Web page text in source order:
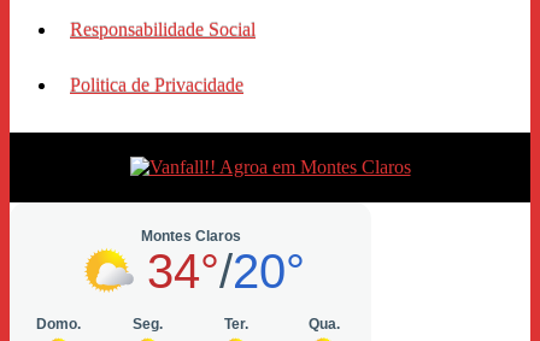
Responsabilidade Social
Politica de Privacidade